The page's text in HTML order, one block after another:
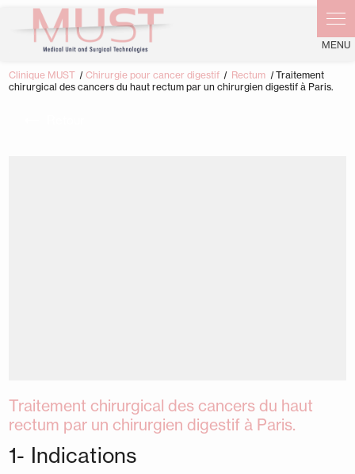
Clinique MUST Chirurgie pour cancer digestif Rectum
Traitement
chirurgical des cancers du haut rectum par un chirurgien digestif à Paris.
Traitement chirurgical des cancers du haut
rectum par un chirurgien digestif à Paris.
1- Indications